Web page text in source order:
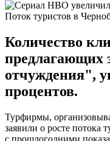
Поток туристов в
Количество
предлагающих
отчуждения",
процентов.
Турфирмы,
заявили о росте потока
с прошлогодними